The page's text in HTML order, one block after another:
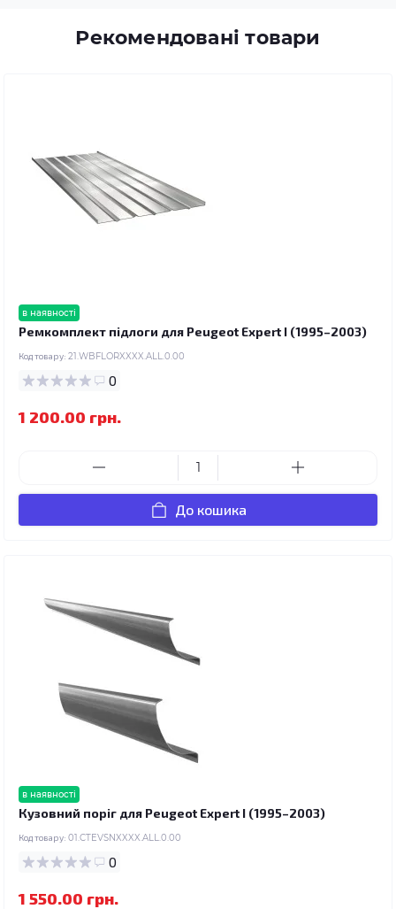
Рекомендовані товари
в наявності
Ремкомплект підлоги для Peugeot Expert I (1995–2003)
Код товару: 21.WBFLORXXXX.ALL.0.00
0
1 200.00 грн.
До кошика
в наявності
Кузовний поріг для Peugeot Expert I (1995–2003)
Код товару: 01.CTEVSNXXXX.ALL.0.00
0
1 550.00 грн.